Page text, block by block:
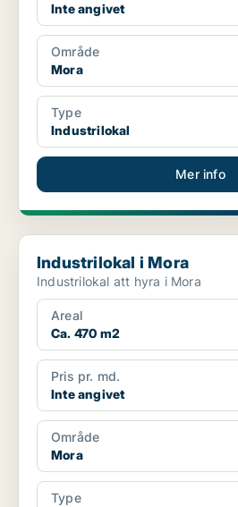
Inte angivet
Område
Mora
Type
Industrilokal
Mer info
Industrilokal i Mora
Industrilokal i Mora
Industrilokal att hyra i Mora
Areal
Ca. 470 m2
Pris pr. md.
Inte angivet
Område
Mora
Type